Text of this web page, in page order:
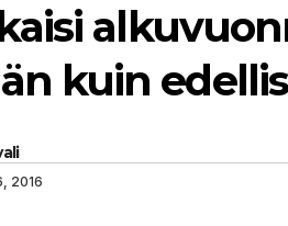
kuin
2016